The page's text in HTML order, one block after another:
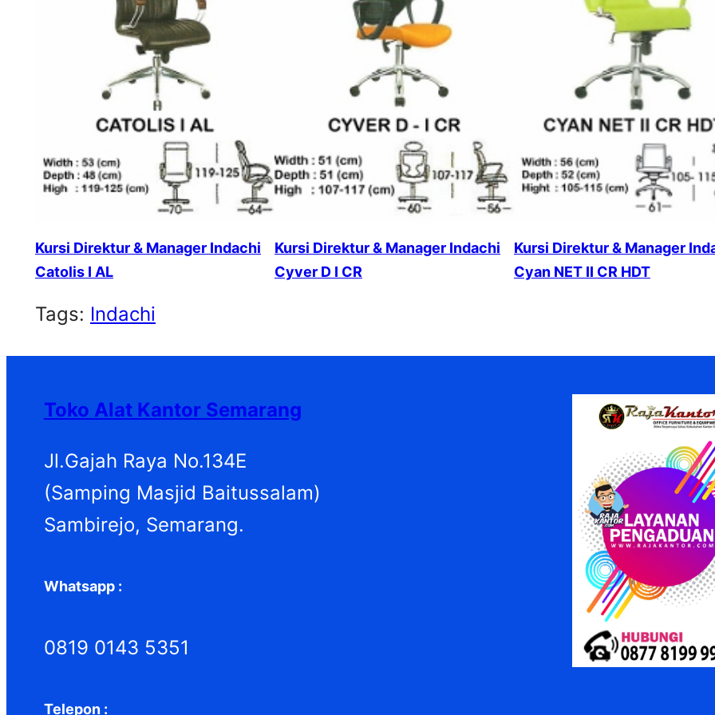
Kursi Direktur & Manager Indachi
Catolis I AL
Kursi Direktur & Manager Indachi
Cyver D I CR
Kursi Direktur & Manager
Cyan NET II CR HDT
Tags: Indachi
Toko Alat Kantor Semarang
Jl.Gajah Raya No.134E
(Samping Masjid Baitussalam)
Sambirejo, Semarang.
Whatsapp :
0819 0143 5351
Telepon :